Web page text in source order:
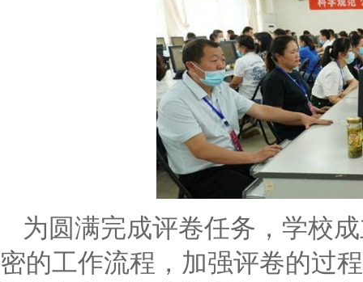
为圆满完成评卷任务，学校
密的工作流程，加强评卷的过